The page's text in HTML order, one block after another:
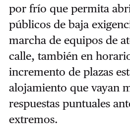
por frío que permita
públicos de baja
marcha de equipos de
calle, también en
incremento de plazas
alojamiento que vayan
respuestas puntuales
extremos.